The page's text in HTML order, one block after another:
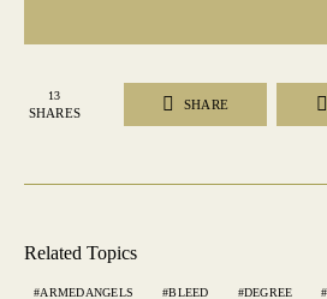
13
SHARES
SHARE
Related Topics
ARMEDANGELS BLEED DEGREE